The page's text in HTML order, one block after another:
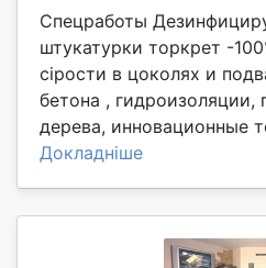
Спецработы
штукатурки торкрет -
сірости в цоколях и
бетона , гидроизоляции,
дерева, инновационные
Докладніше